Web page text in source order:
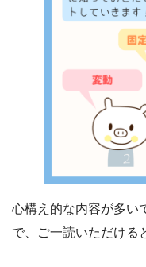
心構え的な内容が多い
で、ご一読いただける